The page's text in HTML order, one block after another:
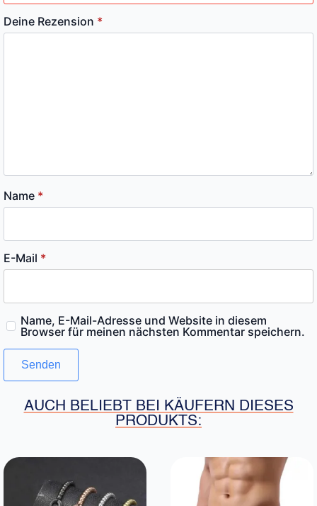
Deine Rezension *
Name *
E-Mail *
Name, E-Mail-Adresse und Website in diesem
Browser für meinen nächsten Kommentar speichern.
AUCH BELIEBT BEI KÄUFERN DIESES
PRODUKTS: